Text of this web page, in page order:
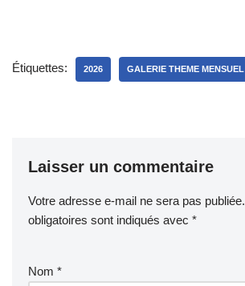
Étiquettes: 2026 GALERIE THEME MENSUEL
Laisser un commentaire
Votre adresse e-mail ne sera pas publiée.
obligatoires sont indiqués avec *
Nom *